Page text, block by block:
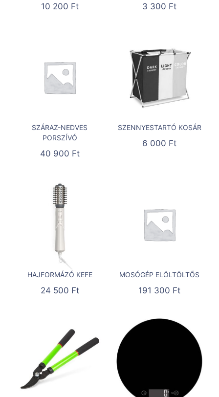
10 200 Ft 3 300 Ft
SZÁRAZ-NEDVES
PORSZÍVÓ
40 900 Ft
SZENNYESTARTÓ KOSÁR
6 000 Ft
HAJFORMÁZÓ KEFE
24 500 Ft
MOSÓGÉP ELÖLTÖLTŐS
191 300 Ft